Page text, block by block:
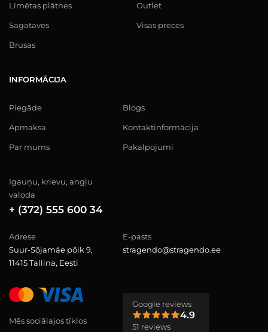
Līmētas plātnes
Sagataves
Brusas
Outlet
Visas preces
INFORMĀCIJA
Piegāde
Apmaksa
Par mums
Blogs
Kontaktinformācija
Pakalpojumi
Igauņu, krievu, angļu
valoda
+ (372) 555 600 34
Adrese
Suur-Sõjamäe põik 9,
11415 Tallina, Eesti
E-pasts
stragendo@stragendo.ee
Mēs sociālajos tīklos
Google reviews
4.9
51 reviews